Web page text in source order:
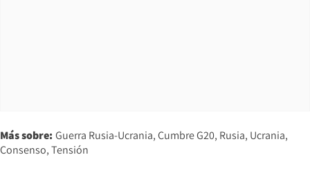
Más sobre: Guerra Rusia-Ucrania Cumbre G20 Rusia Ucrania
Consenso Tensión